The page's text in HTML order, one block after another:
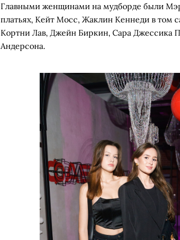
Главными женщинами на мудборде были
платьях, Кейт Мосс, Жаклин Кеннеди в том
Кортни Лав, Джейн Биркин, Сара Джессика
Андерсона.
Алина Ильясова
Александра
Ева Ред, Эмма
Татьяна Петровнина,
Агния Козлова
Карина